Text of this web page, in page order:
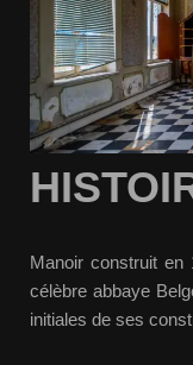
Manoir construit en
célèbre abbaye
initiales de ses